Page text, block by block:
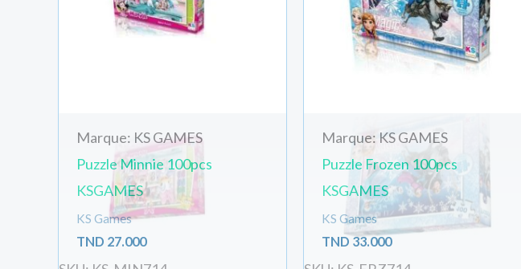
Marque: KS GAMES
Puzzle Minnie 100pcs
KSGAMES
KS Games
TND 27.000
Marque: KS GAMES
Puzzle Frozen 100pcs
KSGAMES
KS Games
TND 33.000